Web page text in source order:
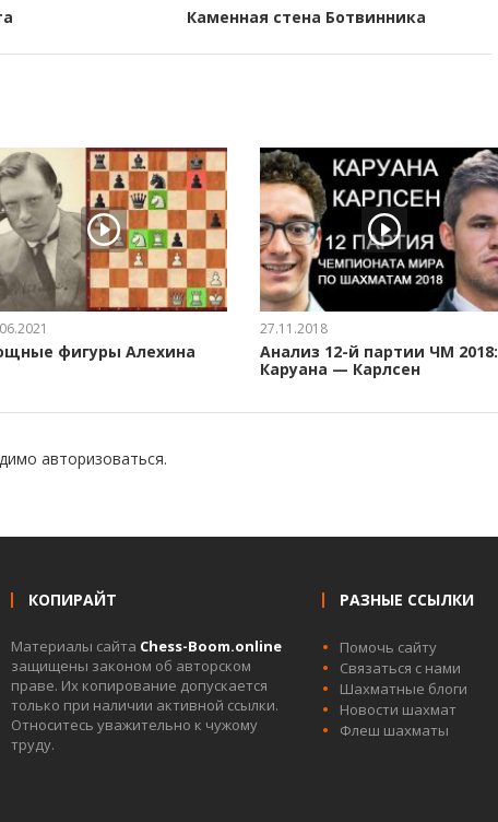
Каменная стена Ботвинника
фигуры Алехина
27.11.2018
Анализ 12-й партии ЧМ 2018:
Каруана — Карлсен
авторизоваться.
КОПИРАЙТ
Материалы сайта Chess-Boom.online
защищены законом об авторском
праве. Их копирование допускается
только при наличии активной ссылки.
Относитесь уважительно к чужому
труду.
РАЗНЫЕ ССЫЛКИ
Помочь сайту
Связаться с нами
Шахматные блоги
Новости шахмат
Флеш шахматы